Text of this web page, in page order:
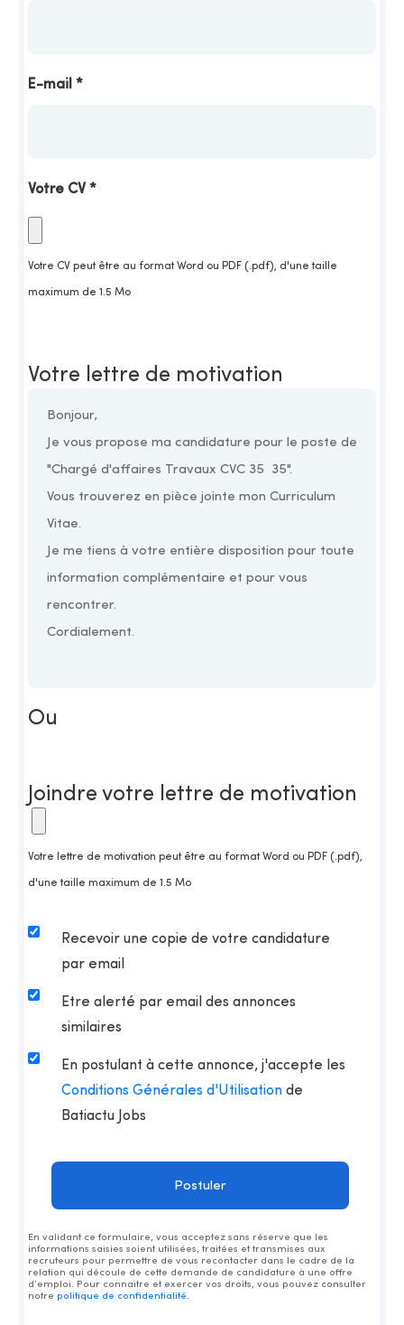
E-mail *
Votre CV *
Votre CV peut être au format Word ou PDF (.pdf), d'une taille
maximum de 1.5 Mo
Votre lettre de motivation
Ou
Joindre votre lettre de motivation
Votre lettre de motivation peut être au format Word ou PDF (.pdf),
d'une taille maximum de 1.5 Mo
Recevoir une copie de votre candidature
par email
Etre alerté par email des annonces
similaires
En postulant à cette annonce, j'accepte les
Conditions Générales d'Utilisation de
Batiactu Jobs
En validant ce formulaire, vous acceptez sans réserve que les
informations saisies soient utilisées, traitées et transmises aux
recruteurs pour permettre de vous recontacter dans le cadre de la
relation qui découle de cette demande de candidature à une offre
d’emploi. Pour connaitre et exercer vos droits, vous pouvez consulter
notre politique de confidentialité.